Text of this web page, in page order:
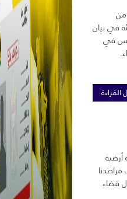
من
في بيان
في
القراءة
أرضية
8 اب في شمال قضاء